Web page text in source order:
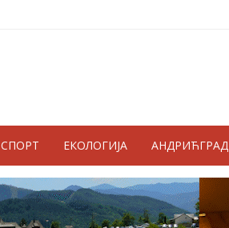
СПОРТ ЕКОЛОГИЈА АНДРИЋГРАД